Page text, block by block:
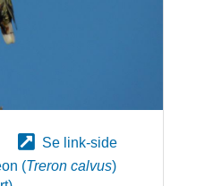
Se link-side
(Treron calvus)